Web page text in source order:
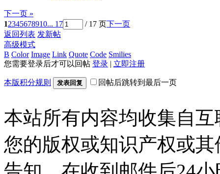
下一页 »
12345678910... 17 / 17 页下一页
返回列表 发新帖
高级模式
B Color Image Link Quote Code Smilies
您需要登录后才可以回帖 登录 | 立即注册
本版积分规则 发表回复 回帖后跳转到最后一页
本站所有内容均收集自
您的版权或知识产权或